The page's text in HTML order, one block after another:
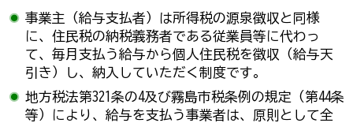
事業主（給与支払者）は所得税の源泉徴収と同様
に、住民税の納税義務者である従業員等に代わっ
て、毎月支払う給与から個人住民税を徴収（給与天
引き）し、納入していただく制度です。
地方税法第321条の4及び霧島市税条例の規定（第44条
等）により、給与を支払う事業者は、原則として全